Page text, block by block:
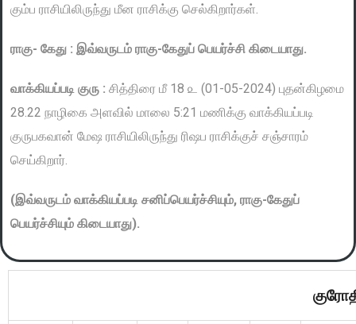
கும்ப ராசியிலிருந்து மீன ராசிக்கு செல்கிறார்கள்.
ராகு- கேது : இவ்வருடம் ராகு-கேதுப் பெயர்ச்சி கிடையாது.
வாக்கியப்படி குரு : சித்திரை மீ 18 ௨ (01-05-2024) புதன்கிழமை
28.22 நாழிகை அளவில் மாலை 5:21 மணிக்கு வாக்கியப்படி
குருபகவான் மேஷ ராசியிலிருந்து ரிஷப ராசிக்குச் சஞ்சாரம்
செய்கிறார்.
(இவ்வருடம் வாக்கியப்படி சனிப்பெயர்ச்சியும், ராகு-கேதுப்
பெயர்ச்சியும் கிடையாது).